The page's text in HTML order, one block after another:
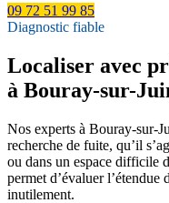
09 72 51 99 85
Diagnostic fiable
Localiser avec
à Bouray-sur-
Nos experts à Bouray-sur-
recherche de fuite, qu’il
ou dans un espace difficile
permet d’évaluer l’étendue
inutilement.